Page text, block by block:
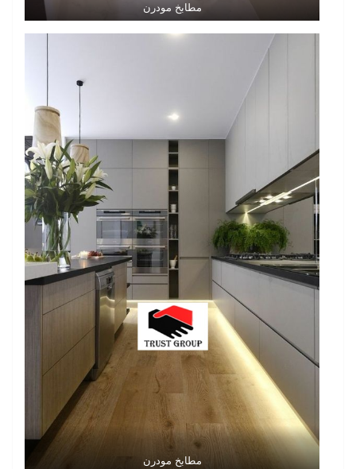
مطابخ مودرن
مطابخ مودرن